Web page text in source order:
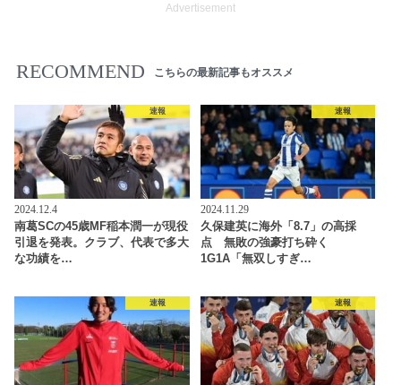
Advertisement
RECOMMEND こちらの最新記事もオススメ
速報
2024.12.4
南葛SCの45歳MF稲本潤一が現役
引退を発表。クラブ、代表で多大
な功績を…
速報
2024.11.29
久保建英に海外「8.7」の高採
点 無敗の強豪打ち砕く
1G1A「無双しすぎ…
速報 速報